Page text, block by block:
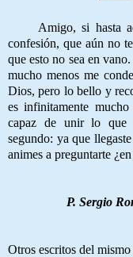
Amigo, si hasta
confesión, que aún no
que esto no sea en
mucho menos me
Dios, pero lo bello y
es infinitamente
capaz de unir lo que
segundo: ya que
animes a preguntarte
P. Sergio
Otros escritos del